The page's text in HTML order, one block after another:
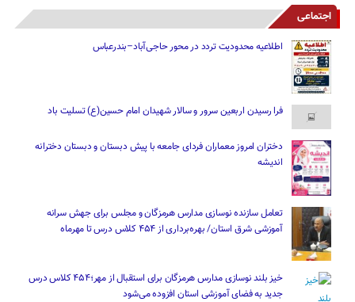
اجتماعی
اطلاعیه محدودیت تردد در محور حاجی‌آباد–بندرعباس
فرا رسیدن اربعین سرور و سالار شهیدان امام حسین(ع) تسلیت باد
دختران امروز معماران فردای جامعه با پیش دبستان و دبستان دخترانه
اندیشه
تعامل سازنده نوسازی مدارس هرمزگان و مجلس برای جهش سرانه
آموزشی شرق استان/ بهره‌برداری از ۴۵۴ کلاس درس تا مهرماه
خیز بلند نوسازی مدارس هرمزگان برای استقبال از مهر؛۴۵۴ کلاس درس
جدید به فضای آموزشی استان افزوده می‌شود